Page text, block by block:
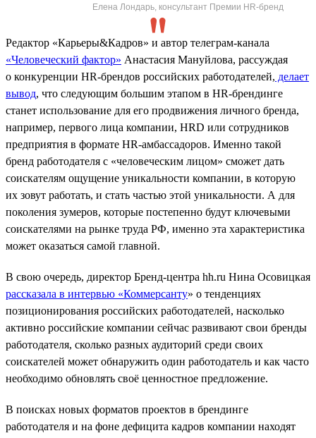
Елена Лондарь, консультант Премии HR-бренд
Редактор «Карьеры&Кадров» и автор телеграм-канала
«Человеческий фактор» Анастасия Мануйлова, рассуждая
о конкуренции HR-брендов российских работодателей, делает
вывод, что следующим большим этапом в HR-брендинге
станет использование для его продвижения личного бренда,
например, первого лица компании, HRD или сотрудников
предприятия в формате HR-амбассадоров. Именно такой
бренд работодателя с «человеческим лицом» сможет дать
соискателям ощущение уникальности компании, в которую
их зовут работать, и стать частью этой уникальности. А для
поколения зумеров, которые постепенно будут ключевыми
соискателями на рынке труда РФ, именно эта характеристика
может оказаться самой главной.
В свою очередь, директор Бренд-центра hh.ru Нина Осовицкая
рассказала в интервью «Коммерсанту» о тенденциях
позиционирования российских работодателей, насколько
активно российские компании сейчас развивают свои бренды
работодателя, сколько разных аудиторий среди своих
соискателей может обнаружить один работодатель и как часто
необходимо обновлять своё ценностное предложение.
В поисках новых форматов проектов в брендинге
работодателя и на фоне дефицита кадров компании находят